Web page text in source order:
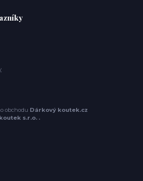
obchodu Dárkový koutek.cz
s.r.o. .